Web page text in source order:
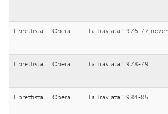
Librettista Opera La Traviata 1976-77
Librettista Opera La Traviata 1978-79
Librettista Opera La Traviata 1984-85